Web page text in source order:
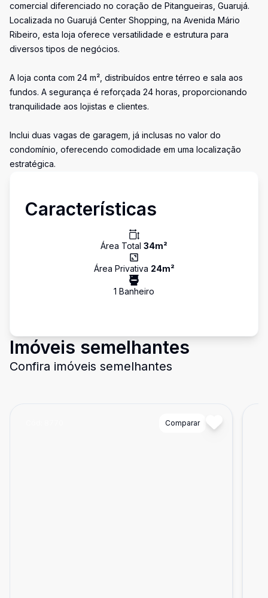
comercial diferenciado no coração de Pitangueiras, Guarujá.
Localizada no Guarujá Center Shopping, na Avenida Mário
Ribeiro, esta loja oferece versatilidade e estrutura para
diversos tipos de negócios.
A loja conta com 24 m², distribuídos entre térreo e sala aos
fundos. A segurança é reforçada 24 horas, proporcionando
tranquilidade aos lojistas e clientes.
Inclui duas vagas de garagem, já inclusas no valor do
condomínio, oferecendo comodidade em uma localização
estratégica.
Características
Área Total 34m²
Área Privativa 24m²
1 Banheiro
Imóveis semelhantes
Confira imóveis semelhantes
Comparar